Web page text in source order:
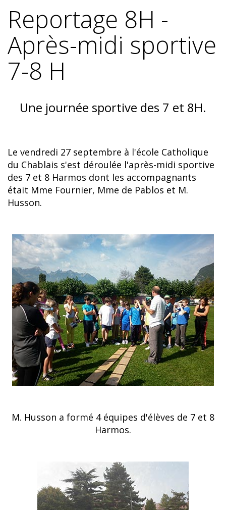
Reportage 8H -
Après-midi sportive
7-8 H
Une journée sportive des 7 et 8H.
Le vendredi 27 septembre à l'école Catholique
du Chablais s'est déroulée l'après-midi sportive
des 7 et 8 Harmos dont les accompagnants
était Mme Fournier, Mme de Pablos et M.
Husson.
M. Husson a formé 4 équipes d'élèves de 7 et 8
Harmos.